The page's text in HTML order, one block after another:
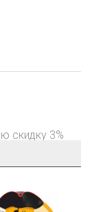
скидку 3%